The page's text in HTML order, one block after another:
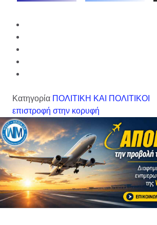
Κατηγορία ΠΟΛΙΤΙΚΗ ΚΑΙ ΠΟΛΙΤΙΚΟΙ
επιστροφή στην κορυφή